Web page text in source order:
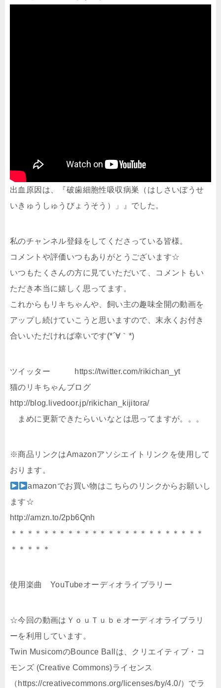
出血原因は、『破歯細胞性吸収病巣（はしさいぼうせ
いきゅうしゅうびょうそう）」』でした。
私のチャンネル登録をしてくださっている皆様。
コメントや評価いつもありがとうございます☆
いつもたくさんの方に見ていただいて、コメントもい
ただき本当に嬉しく思ってます。
これからもリキちゃんや、飼い主の趣味全開の動画を
アップし続けていこうと思いますので、末永くお付き
合いいただければ幸いです(*´∀｀*)
ツイッター https://twitter.com/rikichan_yt
猫のリキちゃんブログ
http://blog.livedoor.jp/rikichan_kijitora/
まめに更新できたらいいなとは思ってますが。。。
※商品リンクはAmazonアソシエイトリンクを使用して
おります。
amazonでお買い物はこちらのリンクからお願いし
ます☆
http://amzn.to/2pb6Qnh
＊＊＊＊＊＊＊＊＊＊＊＊＊＊＊＊＊＊＊＊＊＊＊＊
＊＊＊＊＊
使用楽曲 YouTubeオーディオライブラリー
☆今回の動画はＹｏｕＴｕｂｅオーディオライブラリ
ーを利用しています。
Twin MusicomのBounce Ballは、クリエイティブ・コ
モンズ (Creative Commons)ライセンス
（https://creativecommons.org/licenses/by/4.0/）でラ